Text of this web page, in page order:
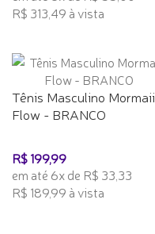
R$ 313,49 à vista
Tênis Masculino Mormaii
Flow - BRANCO
R$ 199,99
em até 6x de R$ 33,33
R$ 189,99 à vista